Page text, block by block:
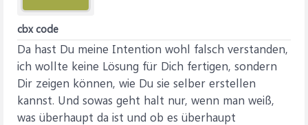
cbx code
Da hast Du meine Intention wohl falsch verstanden,
ich wollte keine Lösung für Dich fertigen, sondern
Dir zeigen können, wie Du sie selber erstellen
kannst. Und sowas geht halt nur, wenn man weiß,
was überhaupt da ist und ob es überhaupt